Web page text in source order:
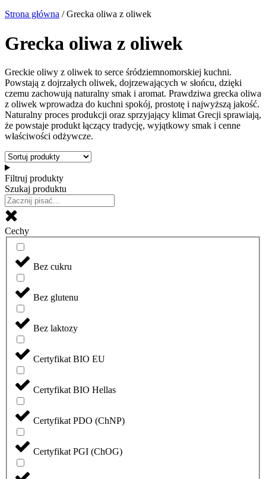
Strona główna / Grecka oliwa z oliwek
Grecka oliwa z oliwek
Greckie oliwy z oliwek to serce śródziemnomorskiej kuchni.
Powstają z dojrzałych oliwek, dojrzewających w słońcu, dzięki
czemu zachowują naturalny smak i aromat. Prawdziwa grecka oliwa
z oliwek wprowadza do kuchni spokój, prostotę i najwyższą jakość.
Naturalny proces produkcji oraz sprzyjający klimat Grecji sprawiają,
że powstaje produkt łączący tradycję, wyjątkowy smak i cenne
właściwości odżywcze.
Filtruj produkty
Szukaj produktu
Cechy
Bez cukru
Bez glutenu
Bez laktozy
Certyfikat BIO EU
Certyfikat BIO Hellas
Certyfikat PDO (ChNP)
Certyfikat PGI (ChOG)